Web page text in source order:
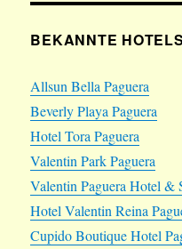
BEKANNTE
Allsun Bella Paguera
Beverly Playa Paguera
Hotel Tora Paguera
Valentin Park Paguera
Valentin Paguera Hotel &
Hotel Valentin Reina
Cupido Boutique Hotel